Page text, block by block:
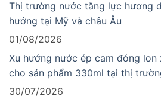
Thị trường nước tăng lực hương
hướng tại Mỹ và châu Âu
01/08/2026
Xu hướng nước ép cam đóng
cho sản phẩm 330ml tại thị
30/07/2026